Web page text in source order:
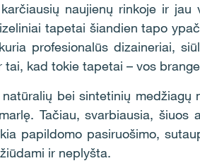
naujienų rinkoje ir jau
tapetai šiandien tapo
profesionalūs dizaineriai,
kad tokie tapetai – vos
bei sintetinių
Tačiau, svarbiausia,
papildomo pasiruošimo,
ir neplyšta.